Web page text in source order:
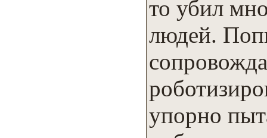
то убил
людей.
упорно